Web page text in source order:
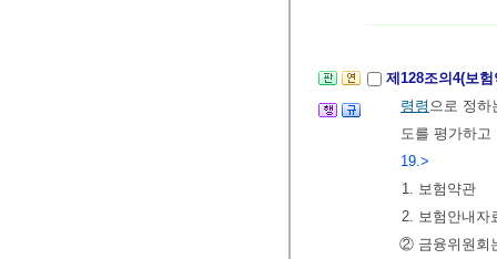
제128조의4(보
령령 으로 정하
도를 평가하
19.>
1. 보험약관
2. 보험안내
② 금융위원회